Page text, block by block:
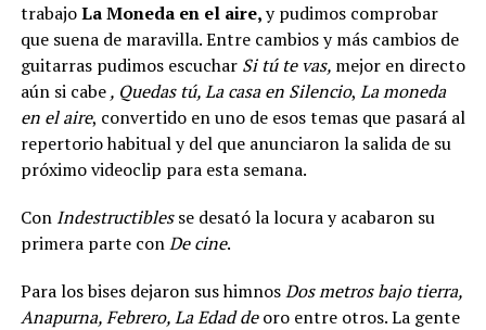
trabajoLa Moneda en el aire,y pudimos comprobar
que suena de maravilla. Entre cambios y más cambios de
guitarras pudimos escuchar Si tú te vas, mejor en directo
aún si cabe, Quedas tú, La casa en Silencio, La moneda
en el aire, convertido en uno de esos temas que pasará al
repertorio habitual y del que anunciaron la salida de su
próximo videoclip para esta semana.
Con Indestructiblesse desató la locura y acabaron su
primera parte conDe cine.
Para los bises dejaron sus himnosDos metros bajo tierra,
Anapurna, Febrero, La Edad deoro entre otros. La gente